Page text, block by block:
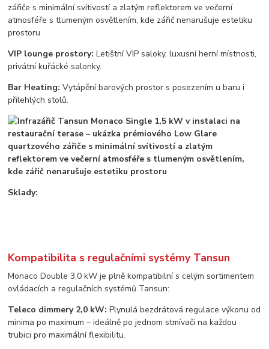
VIP lounge prostory: Letištní VIP saloky, luxusní herní místnosti,
privátní kuřácké salonky.
Bar Heating: Vytápění barových prostor s posezením u baru i
přilehlých stolů.
Sklady:
Kompatibilita s regulačními systémy Tansun
Monaco Double 3,0 kW je plně kompatibilní s celým sortimentem
ovládacích a regulačních systémů Tansun:
Teleco dimmery 2,0 kW: Plynulá bezdrátová regulace výkonu od
minima po maximum – ideálně po jednom stmívači na každou
trubici pro maximální flexibilitu.